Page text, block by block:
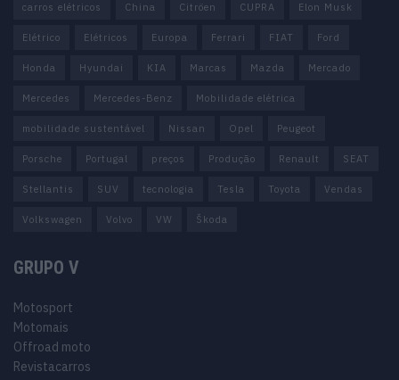
carros elétricos China Citröen CUPRA Elon Musk
Elétrico Elétricos Europa Ferrari FIAT Ford
Honda Hyundai KIA Marcas Mazda Mercado
Mercedes Mercedes-Benz Mobilidade elétrica
mobilidade sustentável Nissan Opel Peugeot
Porsche Portugal preços Produção Renault SEAT
Stellantis SUV tecnologia Tesla Toyota Vendas
Volkswagen Volvo VW Škoda
GRUPO V
Motosport
Motomais
Offroad moto
Revistacarros